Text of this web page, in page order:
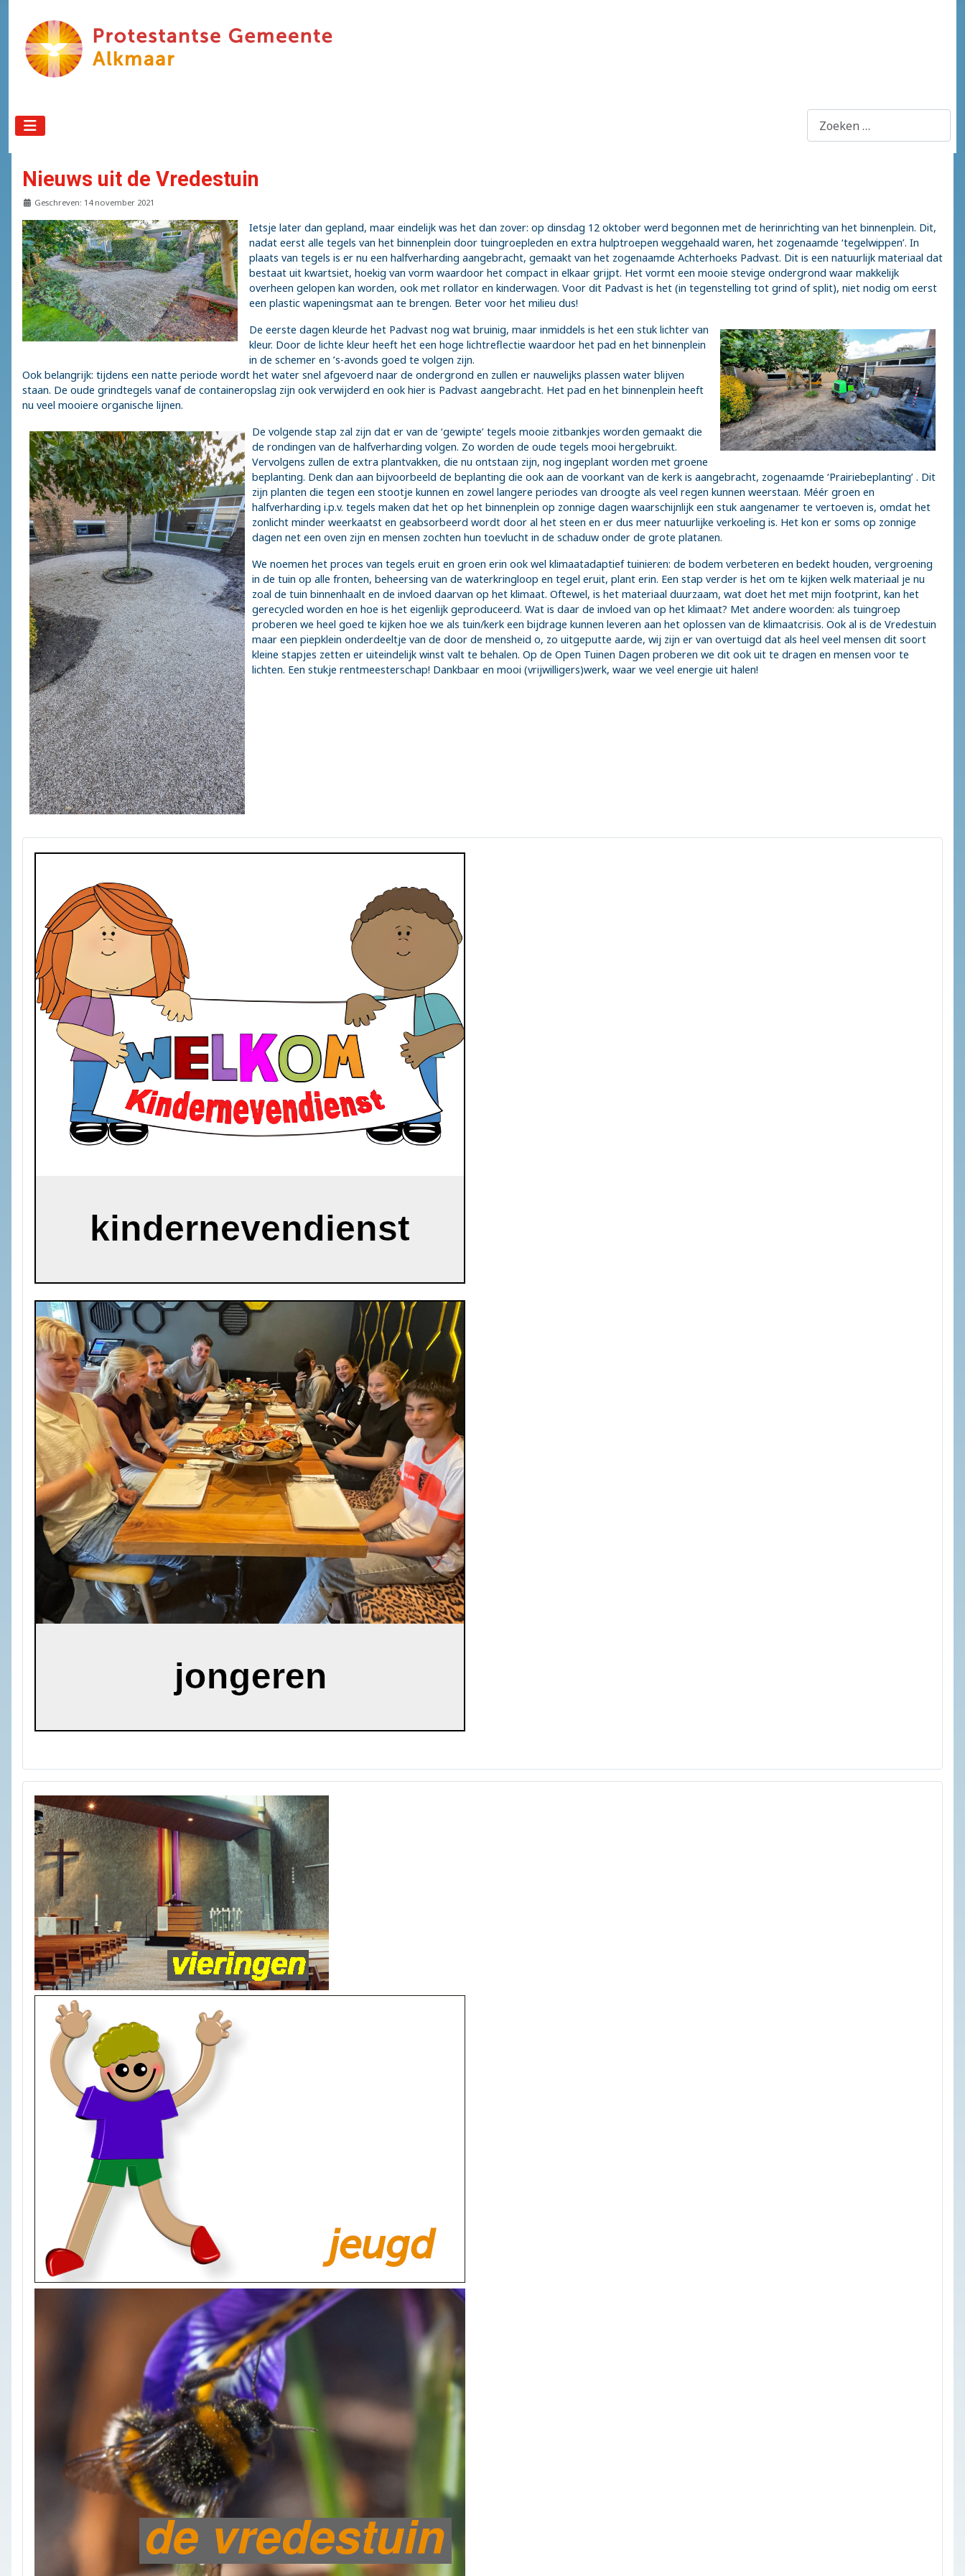
vredestuin
Nieuws uit de Vredestuin
Details
Geschreven: 14 november 2021
Ietsje later dan gepland, maar eindelijk was het dan zover: op dinsdag 12 oktober werd begonnen met de herinrichting van het binnenplein. Dit,
nadat eerst alle tegels van het binnenplein door tuingroepleden en extra hulptroepen weggehaald waren, het zogenaamde ‘tegelwippen’. In
plaats van tegels is er nu een halfverharding aangebracht, gemaakt van het zogenaamde Achterhoeks Padvast. Dit is een natuurlijk materiaal dat
bestaat uit kwartsiet, hoekig van vorm waardoor het compact in elkaar grijpt. Het vormt een mooie stevige ondergrond waar makkelijk
overheen gelopen kan worden, ook met rollator en kinderwagen. Voor dit Padvast is het (in tegenstelling tot grind of split), niet nodig om eerst
een plastic wapeningsmat aan te brengen. Beter voor het milieu dus!
De eerste dagen kleurde het Padvast nog wat bruinig, maar inmiddels is het een stuk lichter van
kleur. Door de lichte kleur heeft het een hoge lichtreflectie waardoor het pad en het binnenplein
in de schemer en ’s-avonds goed te volgen zijn.
Ook belangrijk: tijdens een natte periode wordt het water snel afgevoerd naar de ondergrond en zullen er nauwelijks plassen water blijven
staan. De oude grindtegels vanaf de containeropslag zijn ook verwijderd en ook hier is Padvast aangebracht. Het pad en het binnenplein heeft
nu veel mooiere organische lijnen.
De volgende stap zal zijn dat er van de ‘gewipte’ tegels mooie zitbankjes worden gemaakt die
de rondingen van de halfverharding volgen. Zo worden de oude tegels mooi hergebruikt.
Vervolgens zullen de extra plantvakken, die nu ontstaan zijn, nog ingeplant worden met groene
beplanting. Denk dan aan bijvoorbeeld de beplanting die ook aan de voorkant van de kerk is aangebracht, zogenaamde ‘Prairiebeplanting’ . Dit
zijn planten die tegen een stootje kunnen en zowel langere periodes van droogte als veel regen kunnen weerstaan. Méér groen en
halfverharding i.p.v. tegels maken dat het op het binnenplein op zonnige dagen waarschijnlijk een stuk aangenamer te vertoeven is, omdat het
zonlicht minder weerkaatst en geabsorbeerd wordt door al het steen en er dus meer natuurlijke verkoeling is. Het kon er soms op zonnige
dagen net een oven zijn en mensen zochten hun toevlucht in de schaduw onder de grote platanen.
We noemen het proces van tegels eruit en groen erin ook wel klimaatadaptief tuinieren: de bodem verbeteren en bedekt houden, vergroening
in de tuin op alle fronten, beheersing van de waterkringloop en tegel eruit, plant erin. Een stap verder is het om te kijken welk materiaal je nu
zoal de tuin binnenhaalt en de invloed daarvan op het klimaat. Oftewel, is het materiaal duurzaam, wat doet het met mijn footprint, kan het
gerecycled worden en hoe is het eigenlijk geproduceerd. Wat is daar de invloed van op het klimaat? Met andere woorden: als tuingroep
proberen we heel goed te kijken hoe we als tuin/kerk een bijdrage kunnen leveren aan het oplossen van de klimaatcrisis. Ook al is de Vredestuin
maar een piepklein onderdeeltje van de door de mensheid o, zo uitgeputte aarde, wij zijn er van overtuigd dat als heel veel mensen dit soort
kleine stapjes zetten er uiteindelijk winst valt te behalen. Op de Open Tuinen Dagen proberen we dit ook uit te dragen en mensen voor te
lichten. Een stukje rentmeesterschap! Dankbaar en mooi (vrijwilligers)werk, waar we veel energie uit halen!